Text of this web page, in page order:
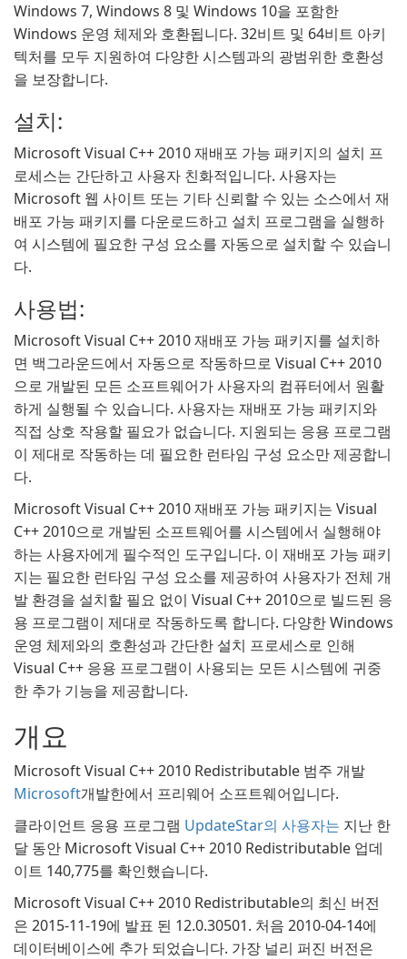
Windows 7, Windows 8 및 Windows 10을 포함한
Windows 운영 체제와 호환됩니다. 32비트 및 64비트 아키
텍처를 모두 지원하여 다양한 시스템과의 광범위한 호환성
을 보장합니다.
설치:
Microsoft Visual C++ 2010 재배포 가능 패키지의 설치 프
로세스는 간단하고 사용자 친화적입니다. 사용자는
Microsoft 웹 사이트 또는 기타 신뢰할 수 있는 소스에서 재
배포 가능 패키지를 다운로드하고 설치 프로그램을 실행하
여 시스템에 필요한 구성 요소를 자동으로 설치할 수 있습니
다.
사용법:
Microsoft Visual C++ 2010 재배포 가능 패키지를 설치하
면 백그라운드에서 자동으로 작동하므로 Visual C++ 2010
으로 개발된 모든 소프트웨어가 사용자의 컴퓨터에서 원활
하게 실행될 수 있습니다. 사용자는 재배포 가능 패키지와
직접 상호 작용할 필요가 없습니다. 지원되는 응용 프로그램
이 제대로 작동하는 데 필요한 런타임 구성 요소만 제공합니
다.
Microsoft Visual C++ 2010 재배포 가능 패키지는 Visual
C++ 2010으로 개발된 소프트웨어를 시스템에서 실행해야
하는 사용자에게 필수적인 도구입니다. 이 재배포 가능 패키
지는 필요한 런타임 구성 요소를 제공하여 사용자가 전체 개
발 환경을 설치할 필요 없이 Visual C++ 2010으로 빌드된 응
용 프로그램이 제대로 작동하도록 합니다. 다양한 Windows
운영 체제와의 호환성과 간단한 설치 프로세스로 인해
Visual C++ 응용 프로그램이 사용되는 모든 시스템에 귀중
한 추가 기능을 제공합니다.
개요
Microsoft Visual C++ 2010 Redistributable 범주 개발
Microsoft개발한에서 프리웨어 소프트웨어입니다.
클라이언트 응용 프로그램 UpdateStar의 사용자는 지난 한
달 동안 Microsoft Visual C++ 2010 Redistributable 업데
이트 140,775를 확인했습니다.
Microsoft Visual C++ 2010 Redistributable의 최신 버전
은 2015-11-19에 발표 된 12.0.30501. 처음 2010-04-14에
데이터베이스에 추가 되었습니다. 가장 널리 퍼진 버전은